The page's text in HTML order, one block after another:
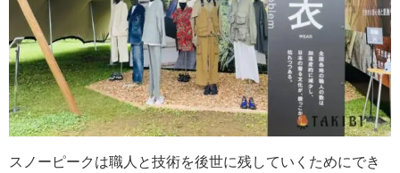
スノーピークは職人と技術を後世に残していくためにでき